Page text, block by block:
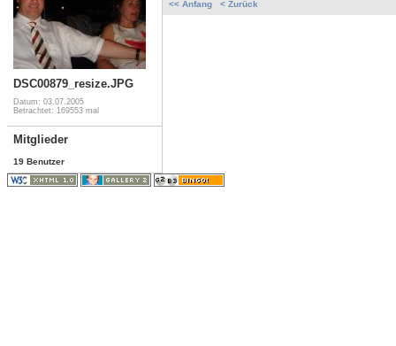
DSC00879_resize.JPG
Datum: 03.07.2005
Betrachtet: 169553 mal
Mitglieder
19 Benutzer
<< Anfang < Zurück